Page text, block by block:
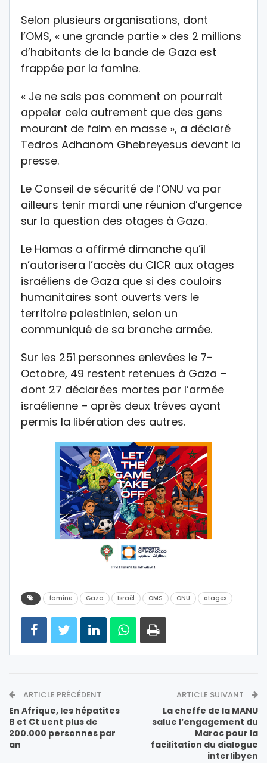
Selon plusieurs organisations, dont
l’OMS, « une grande partie » des 2 millions
d’habitants de la bande de Gaza est
frappée par la famine.
« Je ne sais pas comment on pourrait
appeler cela autrement que des gens
mourant de faim en masse », a déclaré
Tedros Adhanom Ghebreyesus devant la
presse.
Le Conseil de sécurité de l’ONU va par
ailleurs tenir mardi une réunion d’urgence
sur la question des otages à Gaza.
Le Hamas a affirmé dimanche qu’il
n’autorisera l’accès du CICR aux otages
israéliens de Gaza que si des couloirs
humanitaires sont ouverts vers le
territoire palestinien, selon un
communiqué de sa branche armée.
Sur les 251 personnes enlevées le 7-
Octobre, 49 restent retenues à Gaza –
dont 27 déclarées mortes par l’armée
israélienne – après deux trêves ayant
permis la libération des autres.
famine Gaza Israël OMS ONU otages
ARTICLE PRÉCÉDENT
En Afrique, les hépatites
B et Ct uent plus de
200.000 personnes par
an
ARTICLE SUIVANT
La cheffe de la MANU
salue l’engagement du
Maroc pour la
facilitation du dialogue
interlibyen